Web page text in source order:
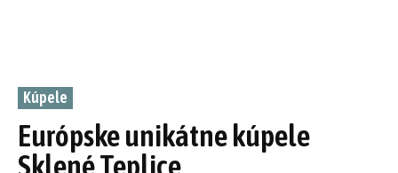
Kúpele
Európske unikátne kúpele
Sklené Teplice